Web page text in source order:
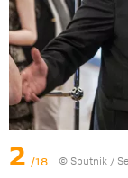
2 /18 © Sputnik /